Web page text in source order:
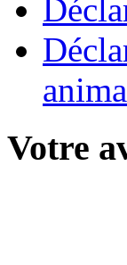
Votre